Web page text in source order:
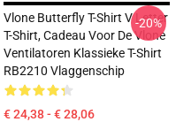
Vlone Butterfly T-Shirt V Letter
T-Shirt, Cadeau Voor De Vlone
Ventilatoren Klassieke T-Shirt
RB2210 Vlaggenschip
€ 24,38 - € 28,06
-20%